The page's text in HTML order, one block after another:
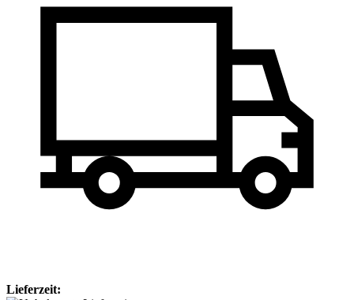
Lieferzeit: